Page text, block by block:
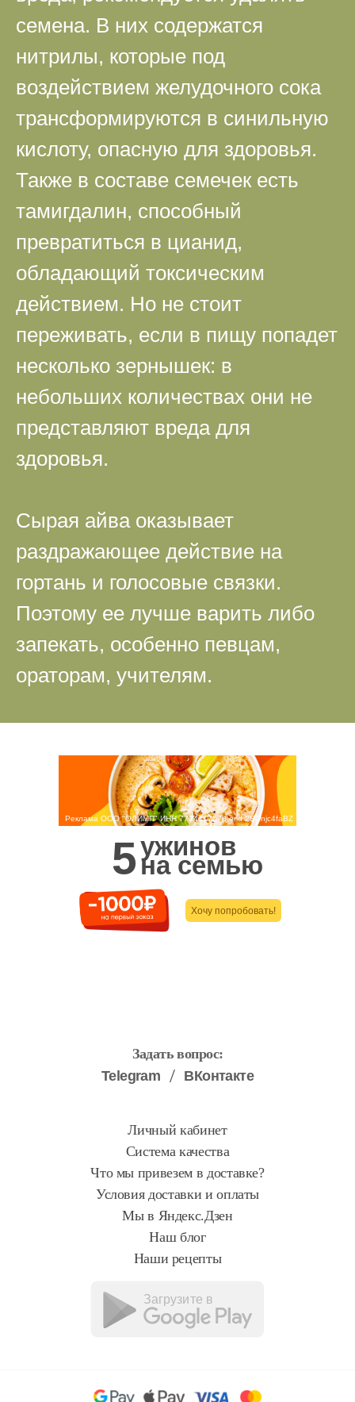
семена. В них содержатся
нитрилы, которые под
воздействием желудочного сока
трансформируются в синильную
кислоту, опасную для здоровья.
Также в составе семечек есть
тамигдалин, способный
превратиться в цианид,
обладающий токсическим
действием. Но не стоит
переживать, если в пищу попадет
несколько зернышек: в
небольших количествах они не
представляют вреда для
здоровья.
Сырая айва оказывает
раздражающее действие на
гортань и голосовые связки.
Поэтому ее лучше варить либо
запекать, особенно певцам,
ораторам, учителям.
ужинов
на семью
5
Хочу попробовать!
Реклама ООО "ОЛИМП" ИНН 7724417578 erid 2SDnjc4faBZ
Задать вопрос:
Telegram
ВКонтакте
Личный кабинет
Система качества
Что мы привезем в доставке?
Условия доставки и оплаты
Мы в Яндекс.Дзен
Наш блог
Наши рецепты